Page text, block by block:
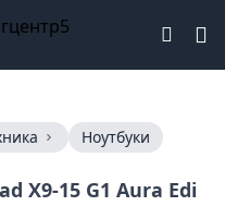
Ноутбуки
X9-15 G1 Aura Edi